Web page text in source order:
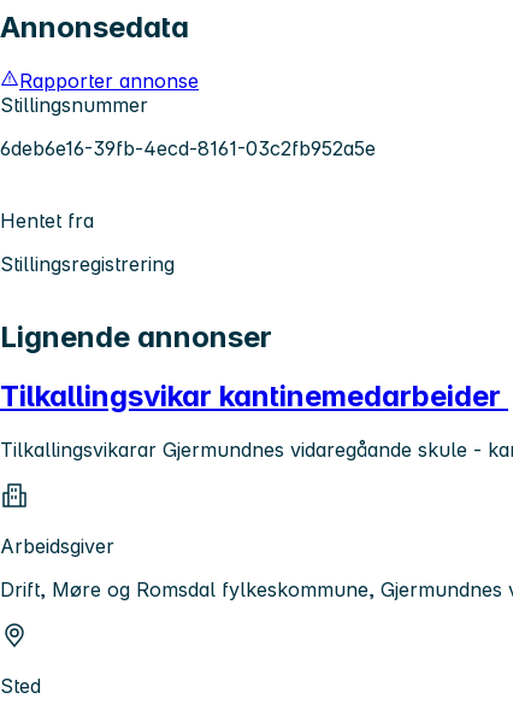
Annonsedata
Rapporter annonse
Stillingsnummer
6deb6e16-39fb-4ecd-8161-03c2fb952a5e
Hentet fra
Stillingsregistrering
Lignende annonser
Tilkallingsvikar kantinemedarbeider
Tilkallingsvikarar Gjermundnes vidaregåande skule -
Arbeidsgiver
Drift, Møre og Romsdal fylkeskommune, Gjermundnes
Sted